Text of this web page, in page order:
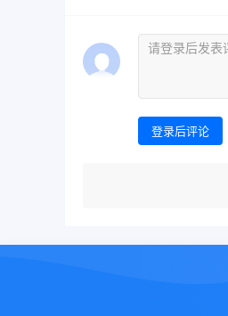
登录后评论